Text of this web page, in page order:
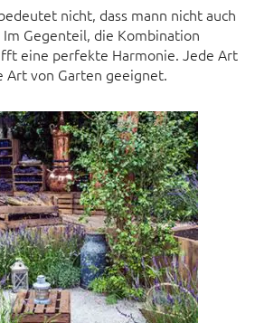
nicht, dass mann nicht auch
Im Gegenteil, die Kombination
eine perfekte Harmonie. Jede Art
Art von Garten geeignet.